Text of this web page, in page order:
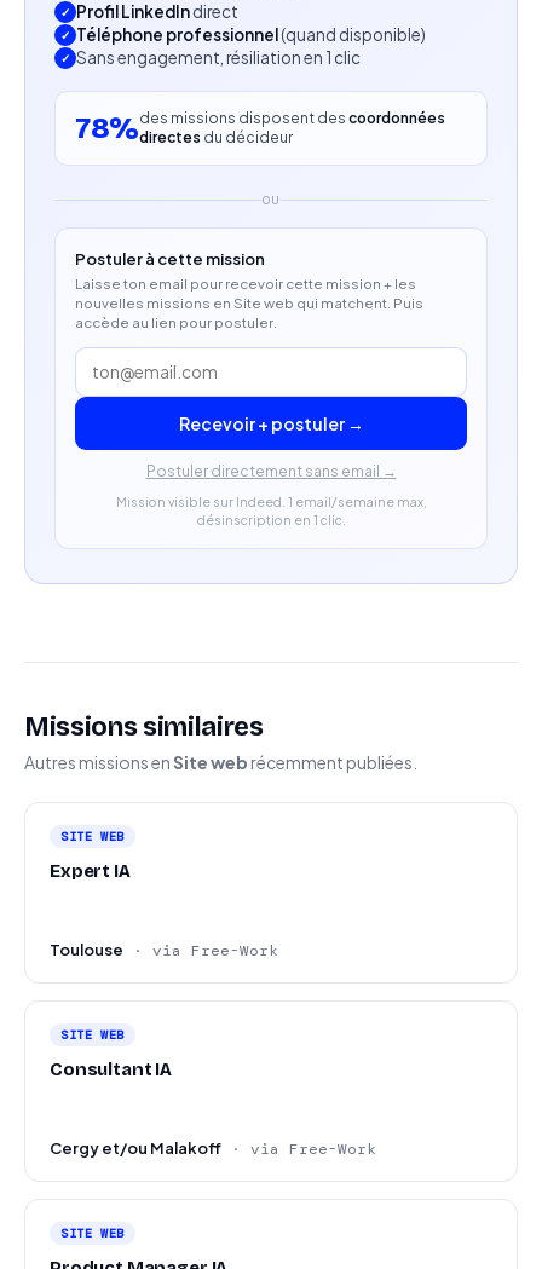
Bon relationnel et capacité à intervenir en tant
qu'expert auprès des clients.
Motivation pour les projets de transformation
digitale.
Profil LinkedIndirect
Téléphone professionnel(quand disponible)
Sans engagement, résiliation en 1 clic
78%des missions disposent des coordonnées
directes du décideur
OU
Postuler à cette mission
Laisse ton email pour recevoir cette mission + les
nouvelles missions en Site web qui matchent. Puis
accède au lien pour postuler.
Recevoir + postuler →
Postuler directement sans email →
Mission visible sur Indeed. 1 email/semaine max,
désinscription en 1 clic.
Missions similaires
Autres missions enSite web récemment publiées.
SITE WEB
Expert IA
Toulouse · via Free-Work
SITE WEB
Consultant IA
Cergy et/ou Malakoff · via Free-Work
SITE WEB